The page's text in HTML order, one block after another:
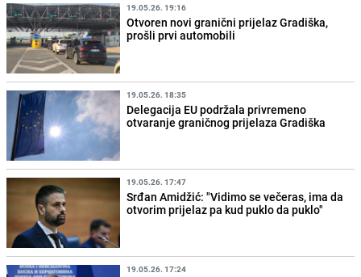
19.05.26. 19:16
Otvoren novi granični prijelaz Gradiška,
prošli prvi automobili
19.05.26. 18:35
Delegacija EU podržala privremeno
otvaranje graničnog prijelaza Gradiška
19.05.26. 17:47
Srđan Amidžić: "Vidimo se večeras, ima da
otvorim prijelaz pa kud puklo da puklo"
19.05.26. 17:24